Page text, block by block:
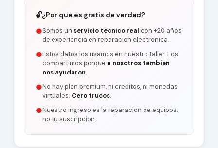
🔓¿Por que es gratis de verdad?
●Somos un servicio tecnico real con +20 años
de experiencia en reparacion electronica.
●Estos datos los usamos en nuestro taller. Los
compartimos porque a nosotros tambien
nos ayudaron.
●No hay plan premium, ni creditos, ni monedas
virtuales. Cero trucos.
●Nuestro ingreso es la reparacion de equipos,
no tu suscripcion.